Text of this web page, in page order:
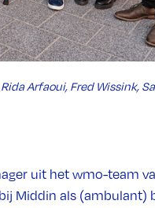
Arfaoui, Fred Wissink,
uit het wmo-team
Middin als (ambulant)